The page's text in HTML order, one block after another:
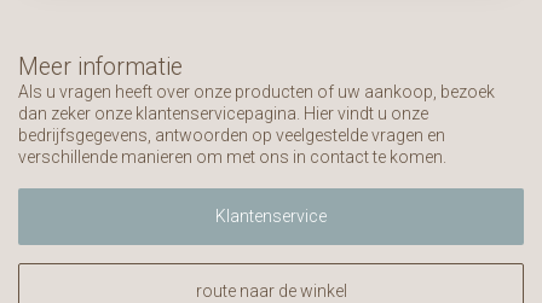
Meer informatie
Als u vragen heeft over onze producten of uw aankoop, bezoek
dan zeker onze klantenservicepagina. Hier vindt u onze
bedrijfsgegevens, antwoorden op veelgestelde vragen en
verschillende manieren om met ons in contact te komen.
Klantenservice
route naar de winkel